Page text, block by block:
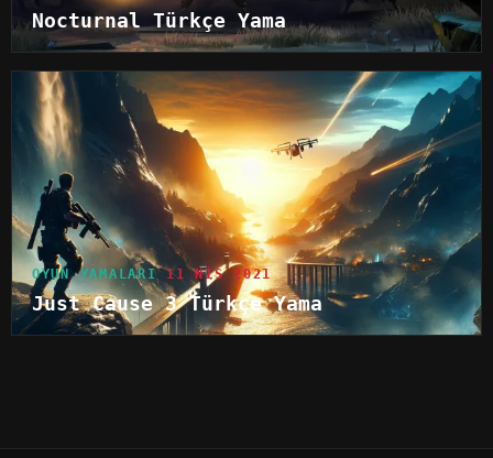
Nocturnal Türkçe Yama
OYUN YAMALARI 11 NIS 2021
Just Cause 3 Türkçe Yama